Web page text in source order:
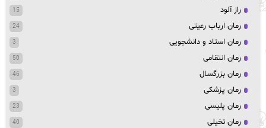
راز آلود 15
رمان ارباب رعیتی 24
رمان استاد و دانشجویی 3
رمان انتقامی 50
رمان بزرگسال 46
رمان پزشکی 3
رمان پلیسی 23
رمان تخیلی 40